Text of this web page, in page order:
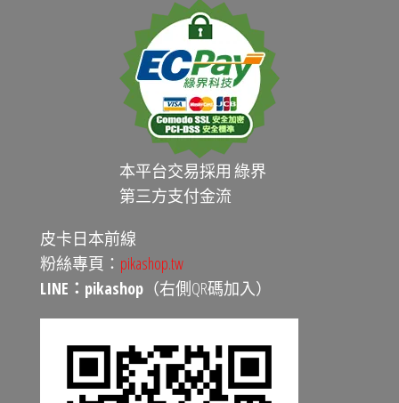
本平台交易採用 綠界
第三方支付金流
皮卡日本前線
粉絲專頁： pikashop.tw
LINE：pikashop （右側QR碼加入）